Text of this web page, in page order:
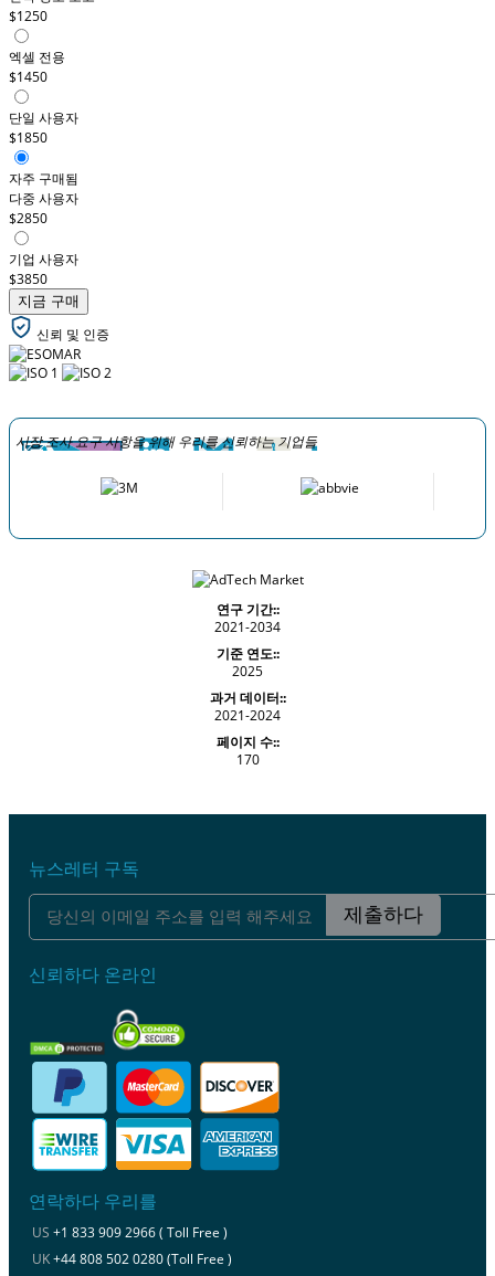
$1250
엑셀 전용
$1450
단일 사용자
$1850
자주 구매됨
다중 사용자
$2850
기업 사용자
$3850
지금 구매
신뢰 및 인증
시장 조사 요구 사항을 위해 우리를 신뢰하는 기업들
연구 기간::
2021-2034
기준 연도::
2025
과거 데이터::
2021-2024
페이지 수::
170
뉴스레터 구독
제출하다
신뢰하다 온라인
연락하다 우리를
US +1 833 909 2966 ( Toll Free )
UK+44 808 502 0280 (Toll Free )